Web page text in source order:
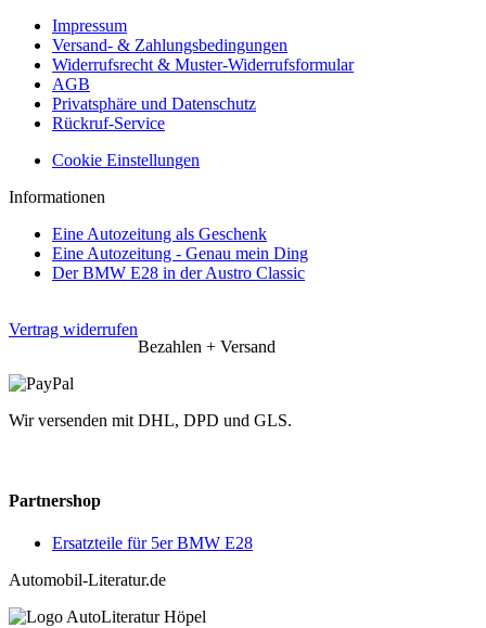
Impressum
Versand- & Zahlungsbedingungen
Widerrufsrecht & Muster-Widerrufsformular
AGB
Privatsphäre und Datenschutz
Rückruf-Service
Cookie Einstellungen
Informationen
Eine Autozeitung als Geschenk
Eine Autozeitung - Genau mein Ding
Der BMW E28 in der Austro Classic
Vertrag widerrufen
Bezahlen + Versand
Wir versenden mit DHL, DPD und GLS.
Partnershop
Ersatzteile für 5er BMW E28
Automobil-Literatur.de